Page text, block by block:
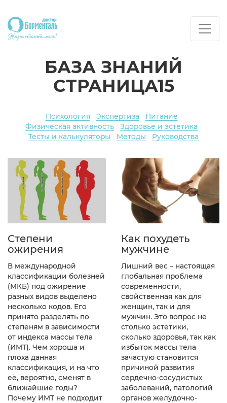
БАЗА ЗНАНИЙ
СТРАНИЦА15
Психология Экспертиза
Питание
Физическая активность
Здоровье и эстетика
Тесты и калькуляторы
Методы Руководства
Степени
ожирения
В международной
классификации болезней
(МКБ) под ожирение
разных видов выделено
несколько кодов. Его
принято разделять по
степеням в зависимости
от индекса массы тела
(ИМТ). Чем хороша и
плоха данная
классификация, и на что
её, вероятно, сменят в
ближайшие годы?
Почему ИМТ не подходит
Как похудеть
мужчине
Лишний вес – настоящая
глобальная проблема
современности,
свойственная как для
женщин, так и для
мужчин. Это вопрос не
столько эстетики,
сколько здоровья, так как
избыток массы тела
зачастую становится
причиной развития
сердечно-сосудистых
заболеваний, патологий
органов желудочно-